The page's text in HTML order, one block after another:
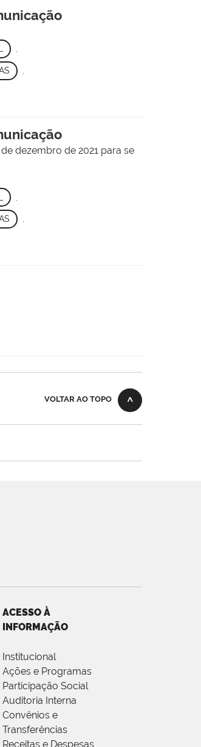
,
dezembro de 2021 para se
,
VOLTAR AO TOPO
ACESSO À
INFORMAÇÃO
Institucional
Ações e Programas
Participação Social
Auditoria Interna
Convênios e
Transferências
Receitas e Despesas